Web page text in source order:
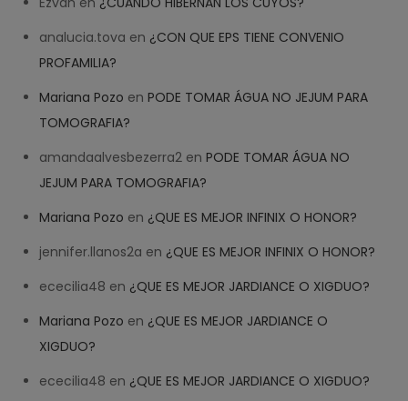
analucia.tova en ¿CON QUE EPS TIENE CONVENIO
PROFAMILIA?
Mariana Pozo enPODE TOMAR ÁGUA NO JEJUM PARA
TOMOGRAFIA?
amandaalvesbezerra2 enPODE TOMAR ÁGUA NO
JEJUM PARA TOMOGRAFIA?
Mariana Pozo en ¿QUE ES MEJOR INFINIX O HONOR?
jennifer.llanos2a en ¿QUE ES MEJOR INFINIX O HONOR?
ececilia48 en ¿QUE ES MEJOR JARDIANCE O XIGDUO?
Mariana Pozo en ¿QUE ES MEJOR JARDIANCE O
XIGDUO?
ececilia48 en ¿QUE ES MEJOR JARDIANCE O XIGDUO?